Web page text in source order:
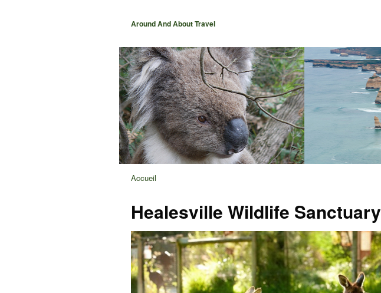
Around And About Travel
Accueil
Healesville Wildlife Sanctuary